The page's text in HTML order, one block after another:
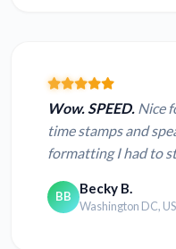
Wow. SPEED. Nice
time stamps and
formatting I had to
BB Becky B.
Washington DC,